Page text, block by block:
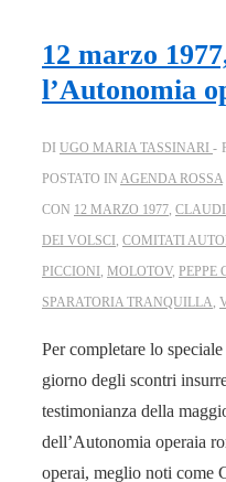
12 marzo
l’Autonomia
DI UGO MARIA TASSINARI
POSTATO IN AGENDA ROSSA
CON 12 MARZO 1977,
DEI VOLSCI , COMITATI
PICCIONI , MOLOTOV, PEPPE
SPARATORIA TRANQUILLA,
Per completare lo
giorno degli scontri
testimonianza della
dell’Autonomia operaia
operai, meglio noti come